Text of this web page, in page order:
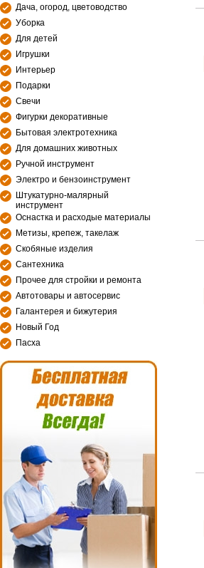
Дача, огород, цветоводство
Уборка
Для детей
Игрушки
Интерьер
Подарки
Свечи
Фигурки декоративные
Бытовая электротехника
Для домашних животных
Ручной инструмент
Электро и бензоинструмент
Штукатурно-малярный
инструмент
Оснастка и расходые материалы
Метизы, крепеж, такелаж
Скобяные изделия
Сантехника
Прочее для стройки и ремонта
Автотовары и автосервис
Галантерея и бижутерия
Новый Год
Пасха